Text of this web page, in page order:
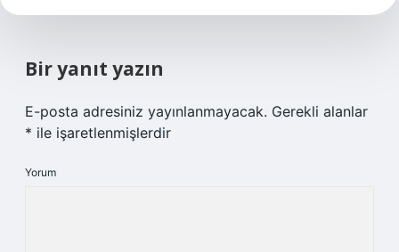
Bir yanıt yazın
E-posta adresiniz yayınlanmayacak. Gerekli alanlar
* ile işaretlenmişlerdir
Yorum